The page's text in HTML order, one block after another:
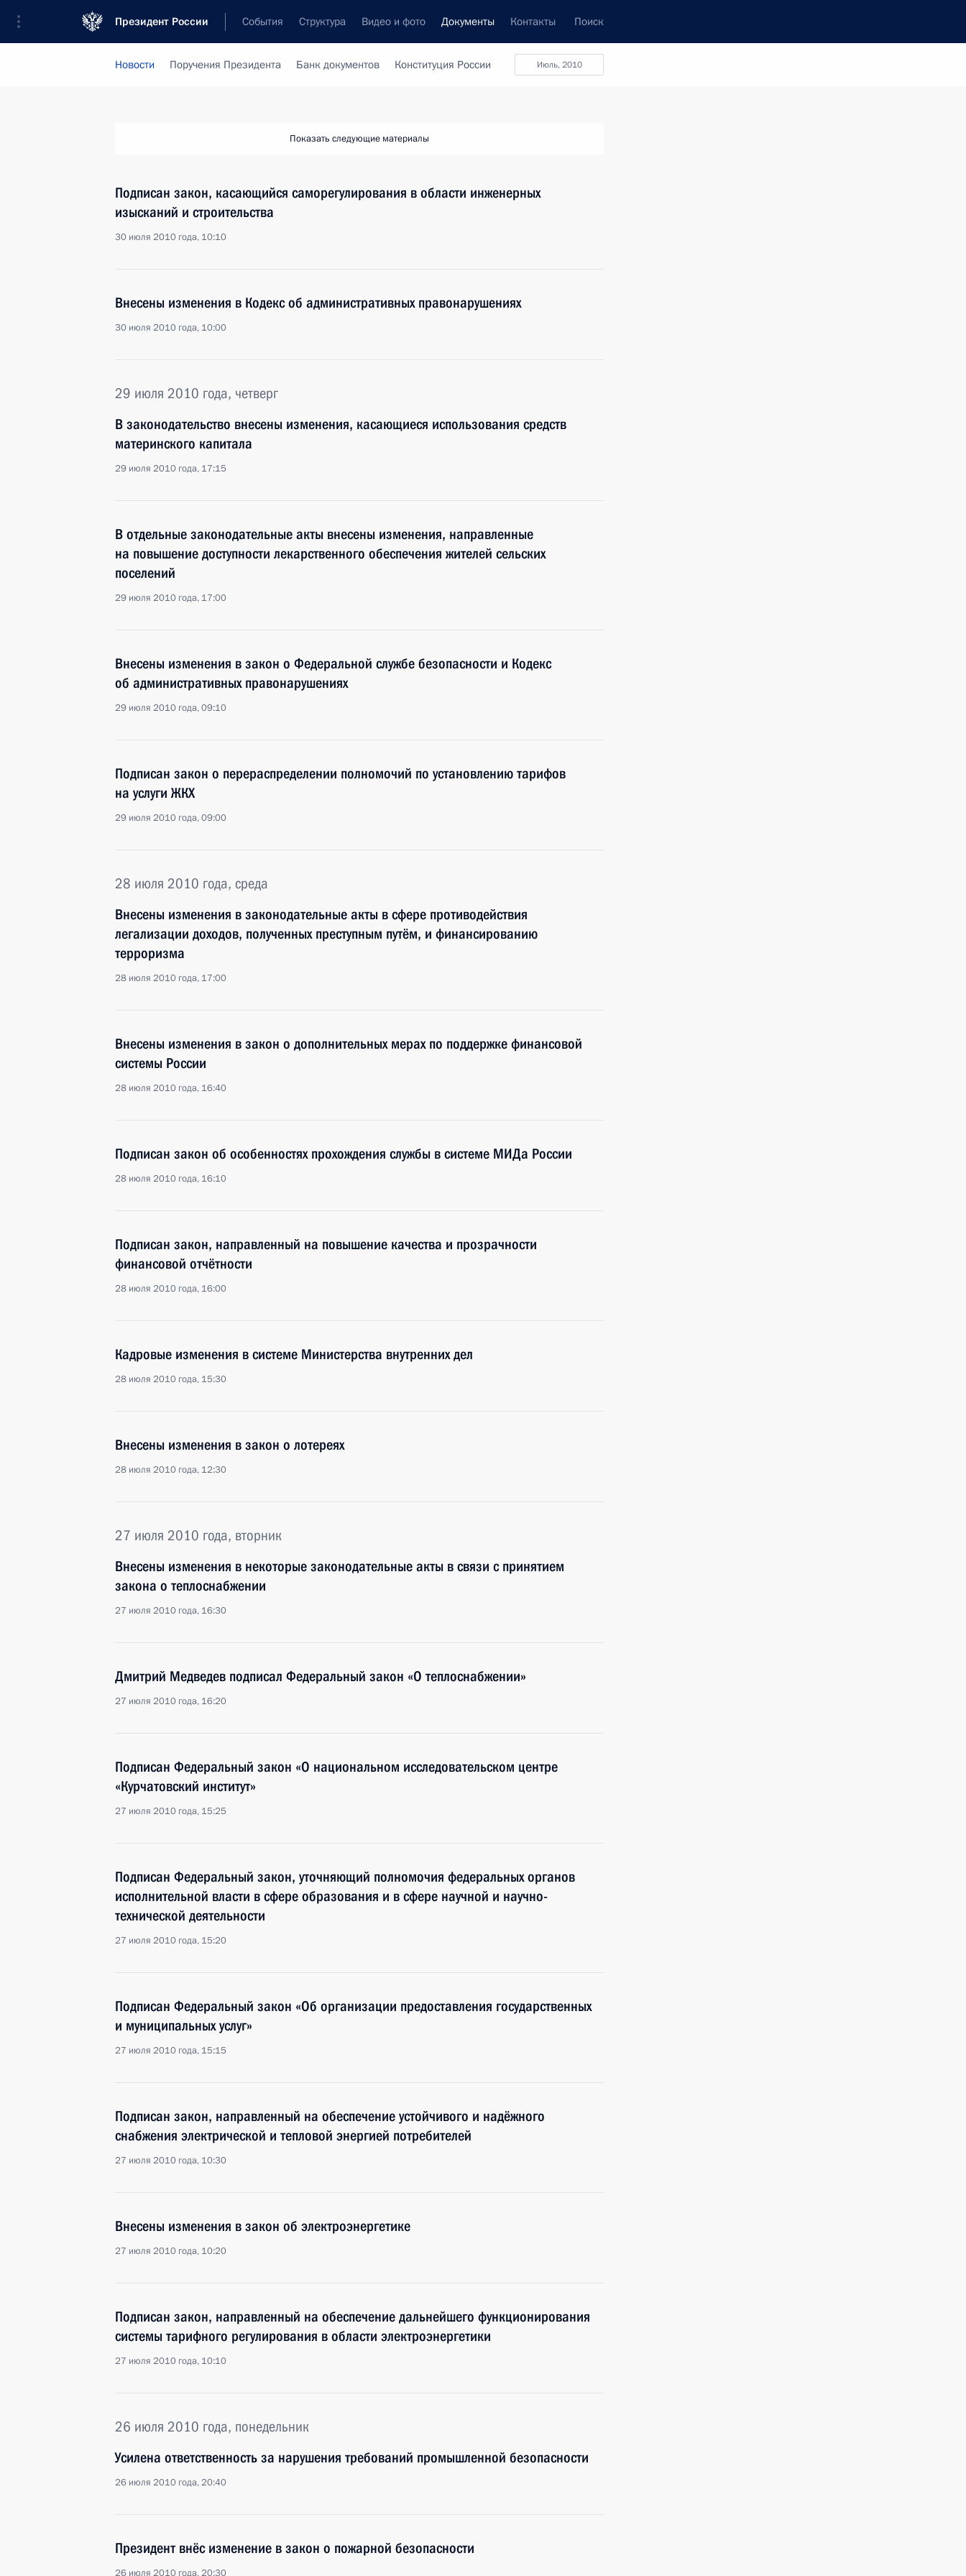
Президент России События Структура Видео и фото Документы Контакты Поиск
июль, 2010
Новости Поручения Президента Банк документов Конституция России
Показать следующие материалы
Подписан закон, касающийся саморегулирования в области инженерных
изысканий и строительства
30 июля 2010 года, 10:10
Внесены изменения в Кодекс об административных правонарушениях
30 июля 2010 года, 10:00
29 июля 2010 года, четверг
В законодательство внесены изменения, касающиеся использования средств
материнского капитала
29 июля 2010 года, 17:15
В отдельные законодательные акты внесены изменения, направленные
на повышение доступности лекарственного обеспечения жителей сельских
поселений
29 июля 2010 года, 17:00
Внесены изменения в закон о Федеральной службе безопасности и Кодекс
об административных правонарушениях
29 июля 2010 года, 09:10
Подписан закон о перераспределении полномочий по установлению тарифов
на услуги ЖКХ
29 июля 2010 года, 09:00
28 июля 2010 года, среда
Внесены изменения в законодательные акты в сфере противодействия
легализации доходов, полученных преступным путём, и финансированию
терроризма
28 июля 2010 года, 17:00
Внесены изменения в закон о дополнительных мерах по поддержке финансовой
системы России
28 июля 2010 года, 16:40
Подписан закон об особенностях прохождения службы в системе МИДа России
28 июля 2010 года, 16:10
Подписан закон, направленный на повышение качества и прозрачности
финансовой отчётности
28 июля 2010 года, 16:00
Кадровые изменения в системе Министерства внутренних дел
28 июля 2010 года, 15:30
Внесены изменения в закон о лотереях
28 июля 2010 года, 12:30
27 июля 2010 года, вторник
Внесены изменения в некоторые законодательные акты в связи с принятием
закона о теплоснабжении
27 июля 2010 года, 16:30
Дмитрий Медведев подписал Федеральный закон «О теплоснабжении»
27 июля 2010 года, 16:20
Подписан Федеральный закон «О национальном исследовательском центре
«Курчатовский институт»
27 июля 2010 года, 15:25
Подписан Федеральный закон, уточняющий полномочия федеральных органов
исполнительной власти в сфере образования и в сфере научной и научно-
технической деятельности
27 июля 2010 года, 15:20
Подписан Федеральный закон «Об организации предоставления государственных
и муниципальных услуг»
27 июля 2010 года, 15:15
Подписан закон, направленный на обеспечение устойчивого и надёжного
снабжения электрической и тепловой энергией потребителей
27 июля 2010 года, 10:30
Внесены изменения в закон об электроэнергетике
27 июля 2010 года, 10:20
Подписан закон, направленный на обеспечение дальнейшего функционирования
системы тарифного регулирования в области электроэнергетики
27 июля 2010 года, 10:10
26 июля 2010 года, понедельник
Усилена ответственность за нарушения требований промышленной безопасности
26 июля 2010 года, 20:40
Президент внёс изменение в закон о пожарной безопасности
26 июля 2010 года, 20:30